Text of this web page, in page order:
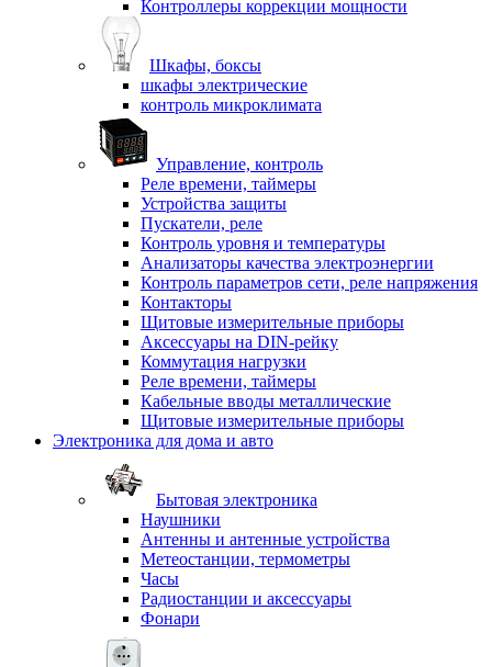
Контроллеры коррекции мощности
Шкафы, боксы
шкафы электрические
контроль микроклимата
Управление, контроль
Реле времени, таймеры
Устройства защиты
Пускатели, реле
Контроль уровня и температуры
Анализаторы качества электроэнергии
Контроль параметров сети, реле напряжения
Контакторы
Щитовые измерительные приборы
Аксессуары на DIN-рейку
Коммутация нагрузки
Реле времени, таймеры
Кабельные вводы металлические
Щитовые измерительные приборы
Электроника для дома и авто
Бытовая электроника
Наушники
Антенны и антенные устройства
Метеостанции, термометры
Часы
Радиостанции и аксессуары
Фонари